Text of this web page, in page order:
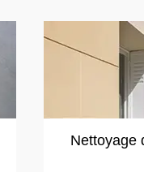
Nettoyage